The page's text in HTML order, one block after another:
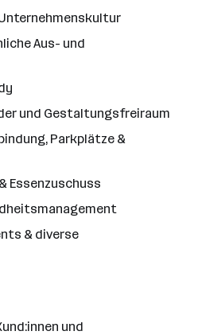
Aus- und
und Gestaltungsfreiraum
Parkplätze &
Essenzuschuss
& diverse
und